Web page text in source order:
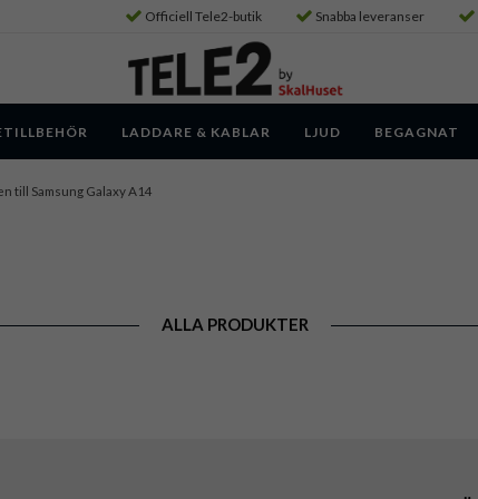
Officiell Tele2-butik Snabba leveranser
LADDARE & KABLAR LJUD BEGAGNAT
till Samsung Galaxy A14
ALLA PRODUKTER